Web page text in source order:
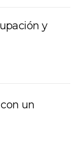
y
un